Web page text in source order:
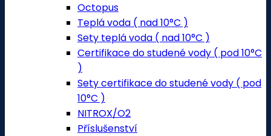
Octopus
Teplá voda ( nad 10°C )
Sety teplá voda ( nad 10°C )
Certifikace do studené vody ( pod 10°C
)
Sety certifikace do studené vody ( pod
10°C )
NITROX/O2
Příslušenství